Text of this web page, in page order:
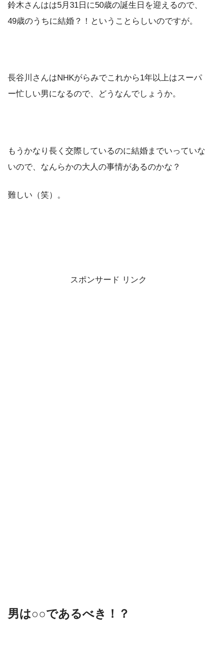
鈴木さんはは5月31日に50歳の誕生日を迎えるので、
49歳のうちに結婚？！ということらしいのですが。
長谷川さんはNHKがらみでこれから1年以上はスーパ
ー忙しい男になるので、どうなんでしょうか。
もうかなり長く交際しているのに結婚までいっていな
いので、なんらかの大人の事情があるのかな？
難しい（笑）。
スポンサード リンク
男は○○であるべき！？